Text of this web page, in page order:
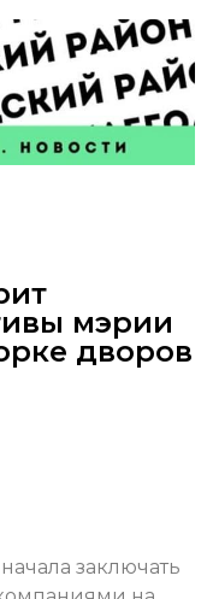
мэрии
дворов
заключать